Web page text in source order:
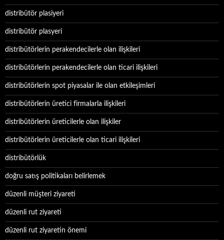
distribütör plasiyeri
distribütör plasyeri
distribütörlerin perakendecilerle olan ilişkileri
distribütörlerin perakendecilerle olan ticari ilişkileri
distribütörlerin spot piyasalar ile olan etkileşimleri
distribütörlerin üretici firmalarla ilişkileri
distribütörlerin üreticilerle olan ilişkiler
distribütörlerin üreticilerle olan ticari ilişkileri
distribütörlük
doğru satış politikaları belirlemek
düzenli müşteri ziyareti
düzenli rut ziyareti
düzenli rut ziyaretin önemi